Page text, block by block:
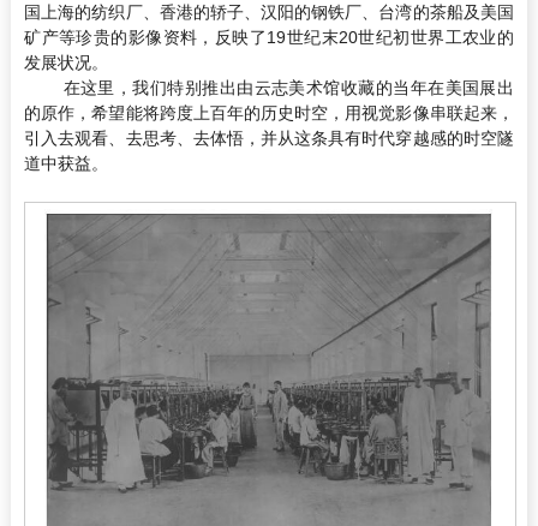
国上海的纺织厂、香港的轿子、汉阳的钢铁厂、台湾的茶船及美国
矿产等珍贵的影像资料，反映了19世纪末20世纪初世界工农业的
发展状况。
在这里，我们特别推出由云志美术馆收藏的当年在美国展出
的原作，希望能将跨度上百年的历史时空，用视觉影像串联起来，
引入去观看、去思考、去体悟，并从这条具有时代穿越感的时空隧
道中获益。